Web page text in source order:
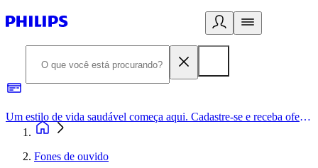
Um estilo de vida saudável começa aqui. Cadastre-se e receba ofertas exclusivas.
Fones de ouvido